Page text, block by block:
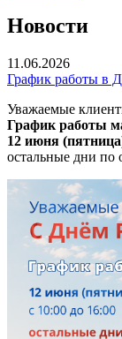
Новости
11.06.2026
График работы в
Уважаемые
График работы
12 июня
остальные дни по